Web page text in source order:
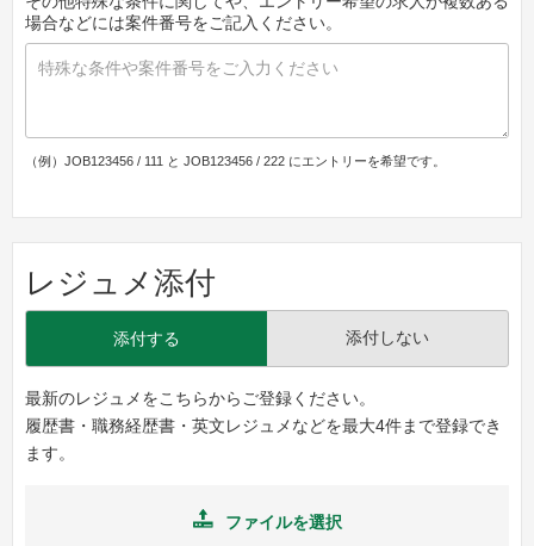
場合などには案件番号をご記入ください。
（例）JOB123456 / 111 と JOB123456 / 222 にエントリーを希望です。
レジュメ添付
添付する 添付しない
最新のレジュメをこちらからご登録ください。
履歴書・職務経歴書・英文レジュメなどを最大4件まで登録でき
ます。
ファイルを選択